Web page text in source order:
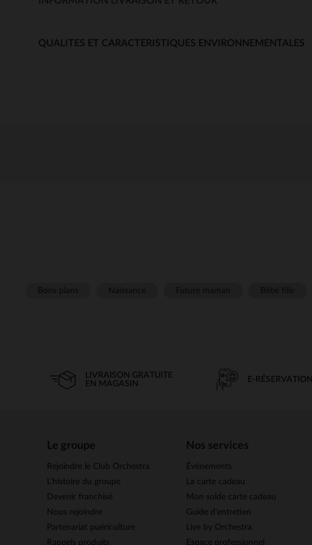
QUALITES ET CARACTERISTIQUES ENVIRONNEMENTALES
LIVRAISON GRATUITE
EN MAGASIN
E-RÉSERVATION
Le groupe
Rejoindre le Club Orchestra
L’histoire du groupe
Devenir franchisé
Nous rejoindre
Partenariat puériculture
Rappels produits
Nos services
Évènements
La carte cadeau
Mon solde carte cadeau
Guide d'entretien
Live by Orchestra
Espace professionnel